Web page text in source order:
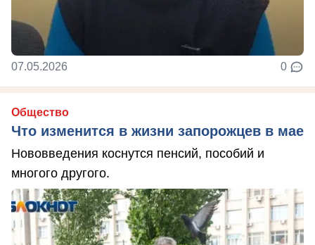
07.05.2026 0
Общество
Что изменится в жизни запорожцев в мае
Нововведения коснутся пенсий, пособий и
многого другого.